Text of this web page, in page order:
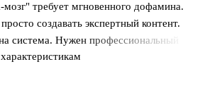
требует мгновенного дофамина.
создавать экспертный контент.
система. Нужен профессиональный
маркетолог и продюсер,